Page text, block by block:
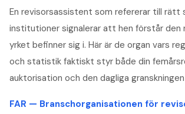
En revisorsassistent som refererar till rätt
institutioner signalerar att hen förstår den
yrket befinner sig i. Här är de organ vars
och statistik faktiskt styr både din
auktorisation och den dagliga
FAR — Branschorganisationen för